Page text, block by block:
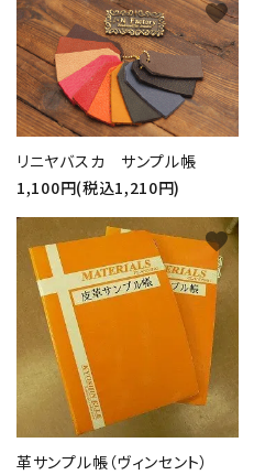
リニヤバスカ サンプル帳
1,100円(税込1,210円)
favorite
革サンプル帳（ヴィンセント）
favorite